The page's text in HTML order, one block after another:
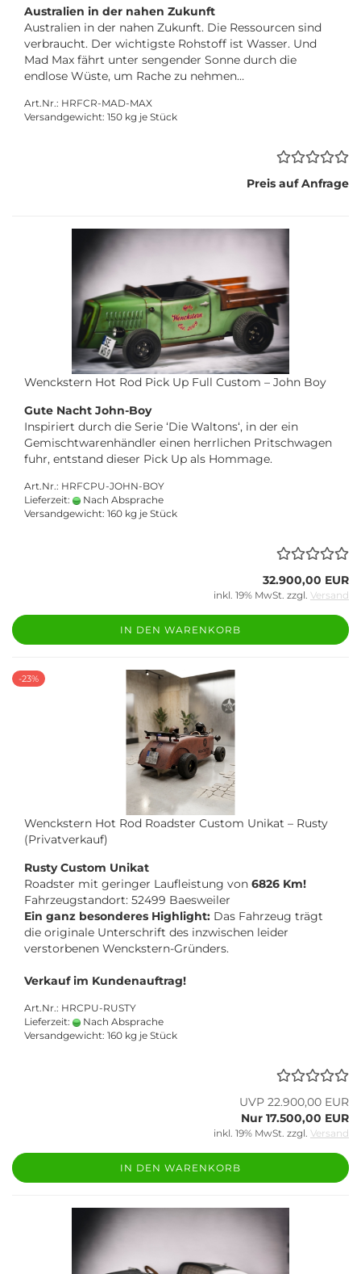
Australien in der nahen Zukunft
Australien in der nahen Zukunft. Die Ressourcen sind
verbraucht. Der wichtigste Rohstoff ist Wasser. Und
Mad Max fährt unter sengender Sonne durch die
endlose Wüste, um Rache zu nehmen…
Art.Nr.: HRFCR-MAD-MAX
Versandgewicht: 150 kg je Stück
Preis auf Anfrage
Wenckstern Hot Rod Pick Up Full Custom – John Boy
Gute Nacht John-Boy
Inspiriert durch die Serie ‘Die Waltons‘, in der ein
Gemischtwarenhändler einen herrlichen Pritschwagen
fuhr, entstand dieser Pick Up als Hommage.
Art.Nr.: HRFCPU-JOHN-BOY
Lieferzeit:
Nach Absprache
Versandgewicht: 160 kg je Stück
32.900,00 EUR
inkl. 19% MwSt. zzgl. Versand
IN DEN WARENKORB
-23%
Wenckstern Hot Rod Roadster Custom Unikat – Rusty
(Privatverkauf)
Rusty Custom Unikat
Roadster mit geringer Laufleistung von 6826 Km!
Fahrzeugstandort: 52499 Baesweiler
Ein ganz besonderes Highlight: Das Fahrzeug trägt
die originale Unterschrift des inzwischen leider
verstorbenen Wenckstern-Gründers.
Verkauf im Kundenauftrag!
Art.Nr.: HRCPU-RUSTY
Lieferzeit:
Nach Absprache
Versandgewicht: 160 kg je Stück
UVP 22.900,00 EUR
Nur 17.500,00 EUR
inkl. 19% MwSt. zzgl. Versand
IN DEN WARENKORB